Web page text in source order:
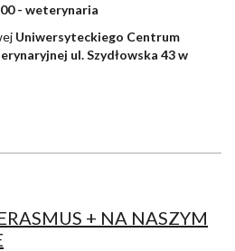
- weterynaria
Uniwersyteckiego Centrum
ul. Szydłowska 43 w
+ NA NASZYM